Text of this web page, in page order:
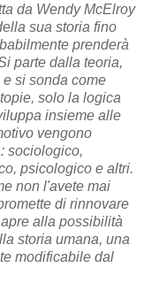
da Wendy McElroy
sua storia fino
prenderà
parte dalla teoria,
si sonda come
solo la logica
insieme alle
vengono
sociologico,
psicologico e altri.
non l'avete mai
di rinnovare
alla possibilità
storia umana, una
modificabile dal